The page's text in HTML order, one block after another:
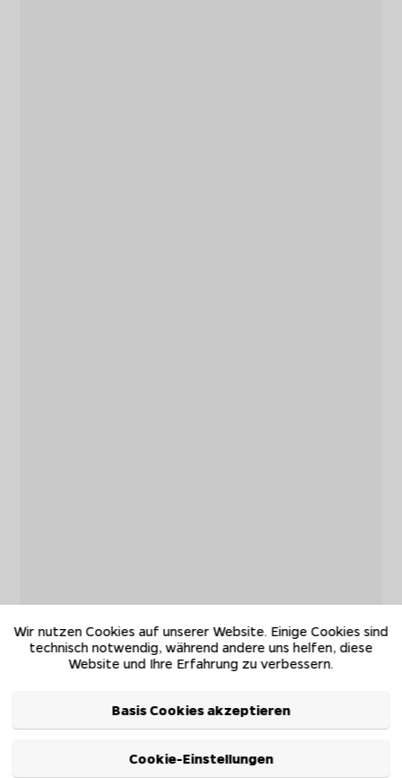
Wir nutzen Cookies auf unserer Website. Einige Cookies sind
technisch notwendig, während andere uns helfen, diese
Website und Ihre Erfahrung zu verbessern.
Basis Cookies akzeptieren
Cookie-Einstellungen